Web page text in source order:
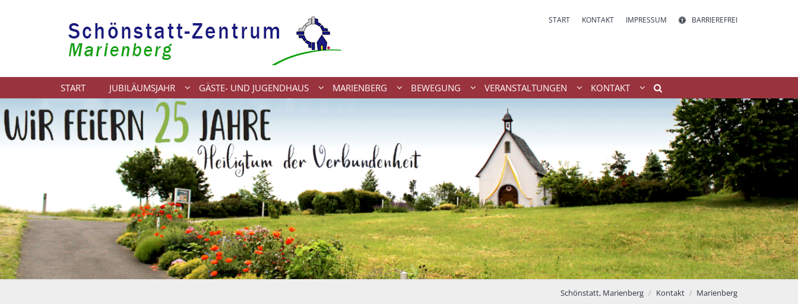
START KONTAKT IMPRESSUM BARRIEREFREI
START JUBILÄUMSJAHR GÄSTE- UND JUGENDHAUS MARIENBERG BEWEGUNG VERANSTALTUNGEN KONTAKT
Schönstatt, Marienberg Kontakt Marienberg